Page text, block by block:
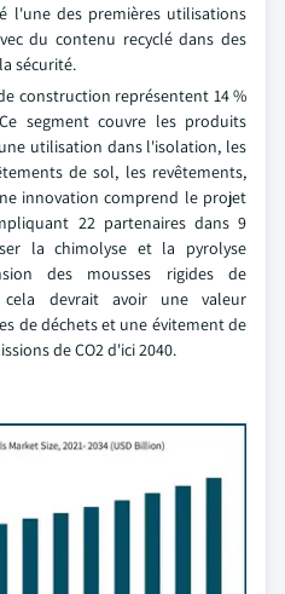
l'une des premières utilisations
du contenu recyclé dans des
sécurité.
construction représentent 14 %
segment couvre les produits
utilisation dans l'isolation, les
de sol, les revêtements,
innovation comprend le projet
22 partenaires dans 9
la chimolyse et la pyrolyse
des mousses rigides de
cela devrait avoir une valeur
de déchets et une évitement de
de CO2 d'ici 2040.